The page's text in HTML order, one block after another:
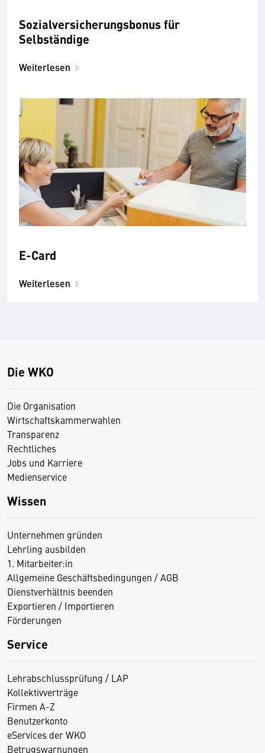
Sozialversicherungsbonus für
Selbständige
Weiterlesen
E-Card
Weiterlesen
Die WKO
Die Organisation
Wirtschaftskammerwahlen
Transparenz
Rechtliches
Jobs und Karriere
Medienservice
Wissen
Unternehmen gründen
Lehrling ausbilden
1. Mitarbeiter:in
Allgemeine Geschäftsbedingungen / AGB
Dienstverhältnis beenden
Exportieren / Importieren
Förderungen
Service
Lehrabschlussprüfung / LAP
Kollektivverträge
Firmen A-Z
Benutzerkonto
eServices der WKO
Betrugswarnungen